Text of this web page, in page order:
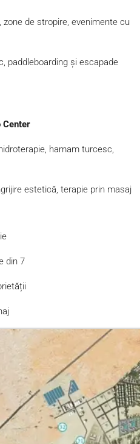
zone de stropire, evenimente cu
paddleboarding și escapade
Center
hamam turcesc,
estetică, terapie prin masaj
din 7